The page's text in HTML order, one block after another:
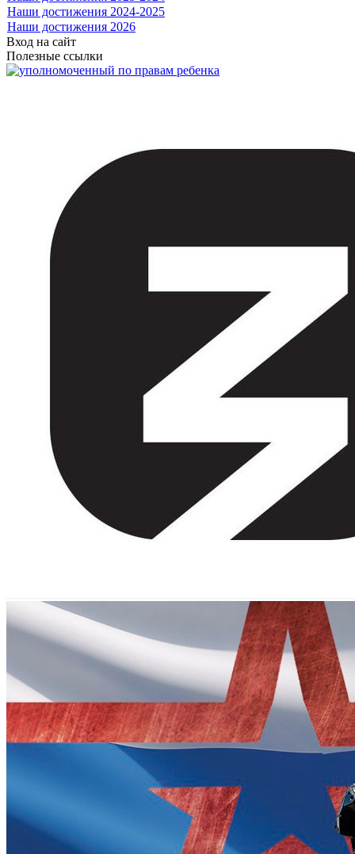
Наши достижения 2024-2025
Наши достижения 2026
Вход на сайт
Полезные ссылки